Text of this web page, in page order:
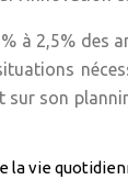
à 2,5% des
sur son
la vie